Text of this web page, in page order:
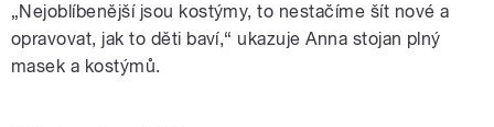
„Nejoblíbenější jsou kostýmy, to nestačíme šít nové a
opravovat, jak to děti baví,“ ukazuje Anna stojan plný
masek a kostýmů.